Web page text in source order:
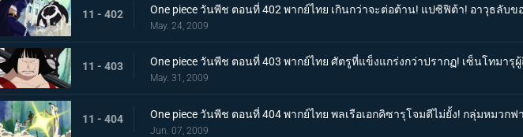
11 - 402 One piece วันพีช ตอนที่ 402 พากย์ไทย เกินกว่าจะต่อต้าน! แปซิฟิต้า! อาวุธลับข
May. 24, 2009
11 - 403 One piece วันพีช ตอนที่ 403 พากย์ไทย ศัตรูที่แข็งแกร่งกว่าปรากฏ! เซ็นโทมารุ
May. 31, 2009
11 - 404 One piece วันพีช ตอนที่ 404 พากย์ไทย พลเรือเอกคิซารุโจมตีไม่ยั้ง! กลุ่มหมวกฟ
Jun. 07, 2009